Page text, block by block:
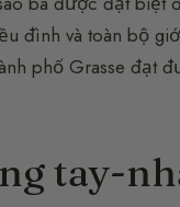
đình và toàn bộ
phố Grasse
tay-